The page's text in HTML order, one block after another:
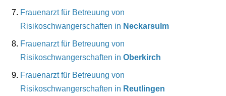
Frauenarzt für Betreuung von
Risikoschwangerschaften in Neckarsulm
Frauenarzt für Betreuung von
Risikoschwangerschaften in Oberkirch
Frauenarzt für Betreuung von
Risikoschwangerschaften in Reutlingen